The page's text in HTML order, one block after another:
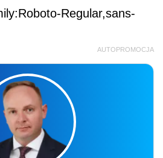
Regular,sans-
AUTOPROMOCJA